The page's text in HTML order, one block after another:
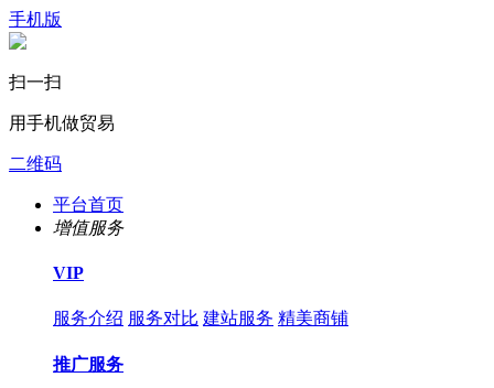
手机版
扫一扫
用手机做贸易
二维码
平台首页
增值服务
VIP
服务介绍 服务对比 建站服务 精美商铺
推广服务